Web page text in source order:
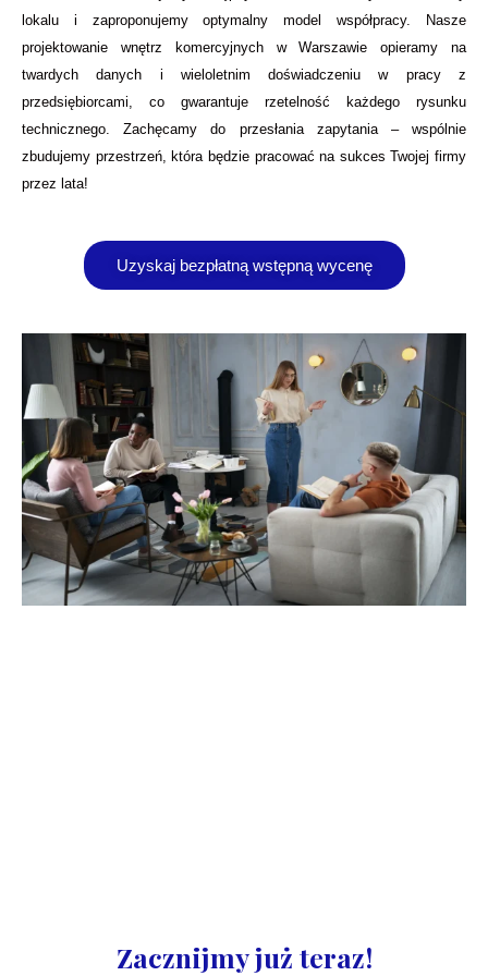
lokalu i zaproponujemy optymalny model współpracy. Nasze
projektowanie wnętrz komercyjnych w Warszawie opieramy na
twardych danych i wieloletnim doświadczeniu w pracy z
przedsiębiorcami, co gwarantuje rzetelność każdego rysunku
technicznego. Zachęcamy do przesłania zapytania – wspólnie
zbudujemy przestrzeń, która będzie pracować na sukces Twojej firmy
przez lata!
Uzyskaj bezpłatną wstępną wycenę
Zacznijmy już teraz!